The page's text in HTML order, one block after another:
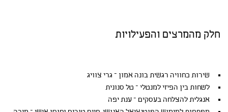
חלק מהמרצים והפעילויות
שירות כחוויה רגשית בונה אמון – גרי צוויג
לשחות בין הפיזי למנטלי – טל סנונית
אנגלית להצלחה בעסקים – ענת יפה